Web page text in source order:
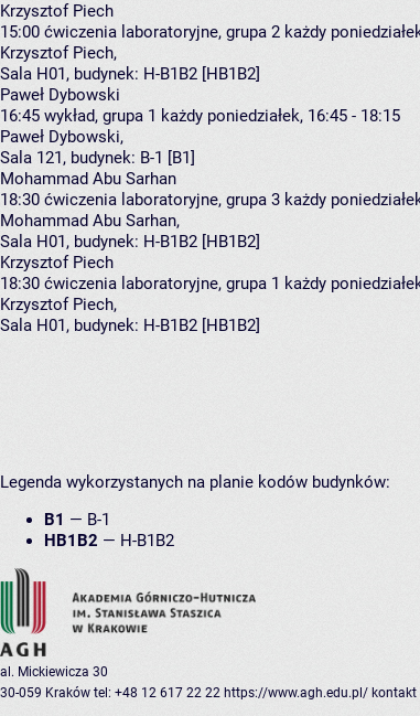
Krzysztof Piech
15:00 ćwiczenia laboratoryjne, grupa 2 każdy
Krzysztof Piech,
Sala H01, budynek: H-B1B2 [HB1B2]
Paweł Dybowski
16:45 wykład, grupa 1 każdy poniedziałek, 16:45 - 18:15
Paweł Dybowski,
Sala 121, budynek: B-1 [B1]
Mohammad Abu Sarhan
18:30 ćwiczenia laboratoryjne, grupa 3 każdy
Mohammad Abu Sarhan,
Sala H01, budynek: H-B1B2 [HB1B2]
Krzysztof Piech
18:30 ćwiczenia laboratoryjne, grupa 1 każdy
Krzysztof Piech,
Sala H01, budynek: H-B1B2 [HB1B2]
Legenda wykorzystanych na planie kodów budynków:
B1 — B-1
HB1B2 — H-B1B2
al. Mickiewicza 30
30-059 Kraków tel: +48 12 617 22 22 https://www.agh.edu.pl/ kontakt